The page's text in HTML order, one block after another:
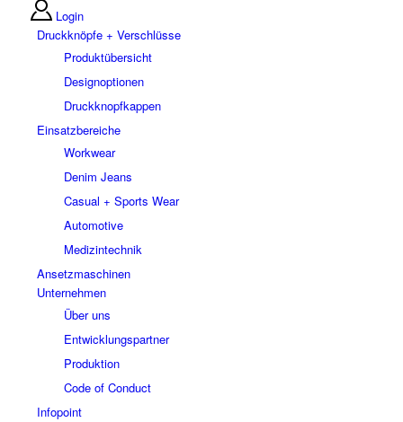
Login
Druckknöpfe + Verschlüsse
Produktübersicht
Designoptionen
Druckknopfkappen
Einsatzbereiche
Workwear
Denim Jeans
Casual + Sports Wear
Automotive
Medizintechnik
Ansetzmaschinen
Unternehmen
Über uns
Entwicklungspartner
Produktion
Code of Conduct
Infopoint